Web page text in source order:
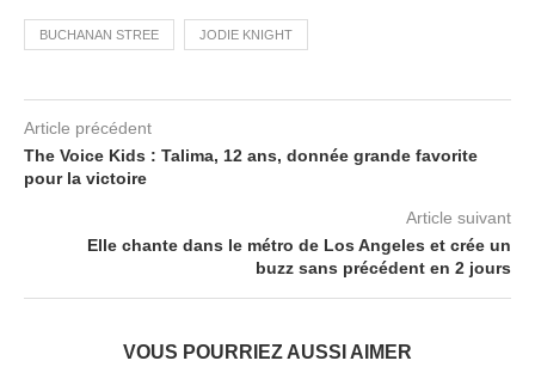
BUCHANAN STREE JODIE KNIGHT
Article précédent
The Voice Kids : Talima, 12 ans, donnée grande favorite
pour la victoire
Article suivant
Elle chante dans le métro de Los Angeles et crée un
buzz sans précédent en 2 jours
VOUS POURRIEZ AUSSI AIMER